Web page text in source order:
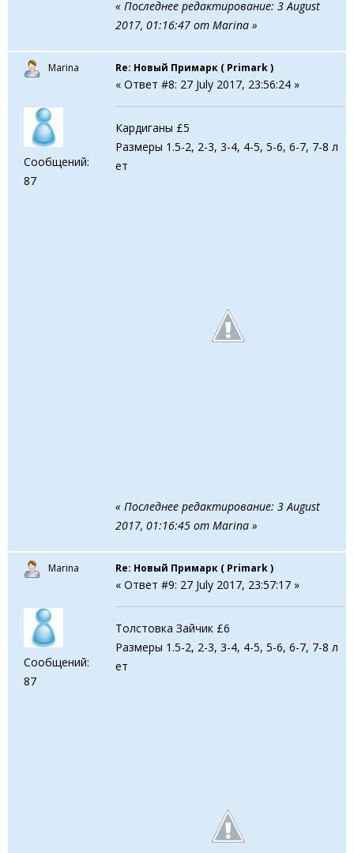
« Последнее редактирование: 3 August
2017, 01:16:47 от Marina »
Marina
Сообщений:
87
Re: Новый Примарк ( Primark )
« Ответ #8: 27 July 2017, 23:56:24 »
Кардиганы £5
Размеры 1.5-2, 2-3, 3-4, 4-5, 5-6, 6-7, 7-8 л
ет
« Последнее редактирование: 3 August
2017, 01:16:45 от Marina »
Marina
Сообщений:
87
Re: Новый Примарк ( Primark )
« Ответ #9: 27 July 2017, 23:57:17 »
Толстовка Зайчик £6
Размеры 1.5-2, 2-3, 3-4, 4-5, 5-6, 6-7, 7-8 л
ет